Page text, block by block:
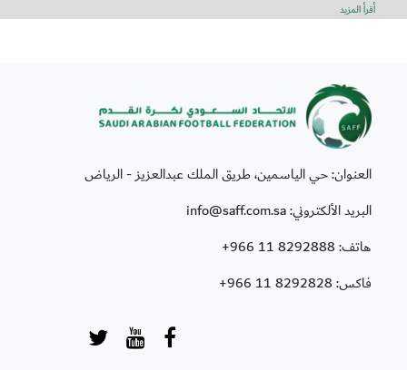
أقرأ المزيد
العنوان: حي الياسمين، طريق الملك عبدالعزيز - الرياض
البريد الألكتروني: info@saff.com.sa
هاتف:+966 11 8292888
فاكس:+966 11 8292828